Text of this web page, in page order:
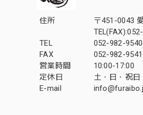
住所
〒451-0043
TEL
052-982-9540
FAX
052-982-9541
営業時間
10:00-17:00
定休日
土・日・祝日
E-mail